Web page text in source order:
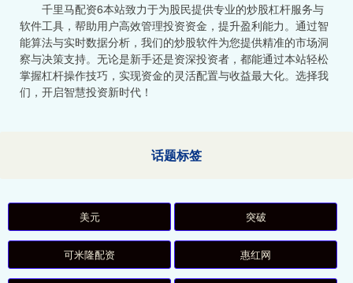
千里马配资6本站致力于为股民提供专业的炒股杠杆服务与
软件工具，帮助用户高效管理投资资金，提升盈利能力。通过智
能算法与实时数据分析，我们的炒股软件为您提供精准的市场洞
察与决策支持。无论是新手还是资深投资者，都能通过本站轻松
掌握杠杆操作技巧，实现资金的灵活配置与收益最大化。选择我
们，开启智慧投资新时代！
话题标签
美元 突破
可米隆配资 惠红网